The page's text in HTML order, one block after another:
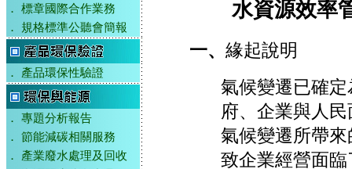
．
標章國際合作業務
．
規格標準公聽會簡報
． 產品環保性驗證
．
專題分析報告
．
節能減碳相關服務
．
產業廢水處理及回收
水資源效率
一、 緣起說明
氣候變遷已確
府、企業與人
氣候變遷所帶
致企業經營面